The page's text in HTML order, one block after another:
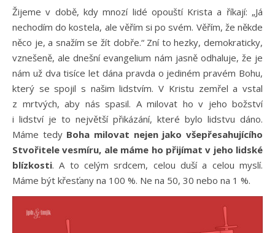
Žijeme v době, kdy mnozí lidé opouští Krista a říkají: „Já
nechodím do kostela, ale věřím si po svém. Věřím, že někde
něco je, a snažím se žít dobře.“ Zní to hezky, demokraticky,
vznešeně, ale dnešní evangelium nám jasně odhaluje, že je
nám už dva tisíce let dána pravda o jediném pravém Bohu,
který se spojil s našim lidstvím. V Kristu zemřel a vstal
z mrtvých, aby nás spasil. A milovat ho v jeho božství
i lidství je to největší přikázání, které bylo lidstvu dáno.
Máme tedy Boha milovat nejen jako všepřesahujícího
Stvořitele vesmíru, ale máme ho přijímat v jeho lidské
blízkosti. A to celým srdcem, celou duší a celou myslí.
Máme být křesťany na 100 %. Ne na 50, 30 nebo na 1 %.